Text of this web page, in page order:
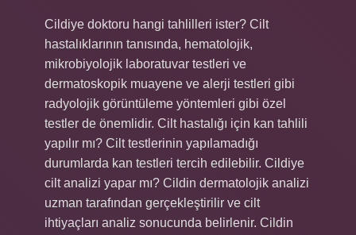
Cildiye doktoru hangi tahlilleri ister? Cilt
hastalıklarının tanısında, hematolojik,
mikrobiyolojik laboratuvar testleri ve
dermatoskopik muayene ve alerji testleri gibi
radyolojik görüntüleme yöntemleri gibi özel
testler de önemlidir. Cilt hastalığı için kan tahlili
yapılır mı? Cilt testlerinin yapılamadığı
durumlarda kan testleri tercih edilebilir. Cildiye
cilt analizi yapar mı? Cildin dermatolojik analizi
uzman tarafından gerçekleştirilir ve cilt
ihtiyaçları analiz sonucunda belirlenir. Cildin